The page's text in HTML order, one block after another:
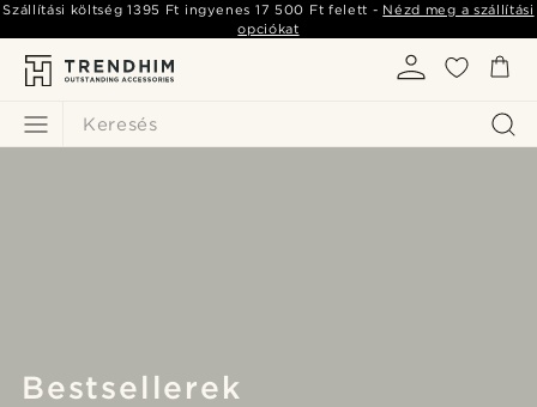
Keresés
Szállítási költség1395 Ft ingyenes 17 500 Ft felett - Nézd meg a szállítási
opciókat
Bestsellerek